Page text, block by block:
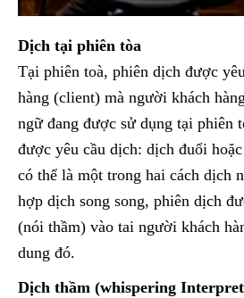
Dịch tại phiên tòa
Tại phiên toà, phiên dịch được
hàng (client) mà người khách
ngữ đang được sử dụng tại phiên
được yêu cầu dịch: dịch đuổi
có thể là một trong hai cách dịch
hợp dịch song song, phiên dịch
(nói thầm) vào tai người khách
dung đó.
Dịch thầm (whispering